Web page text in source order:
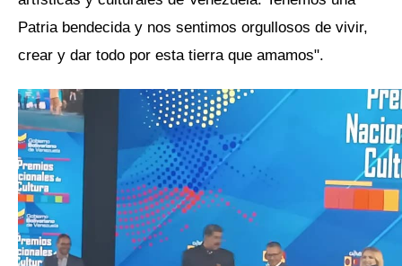
Patria bendecida y nos sentimos orgullosos de vivir,
crear y dar todo por esta tierra que amamos".